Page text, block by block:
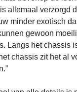
allemaal verzorgd
minder exotisch
gewoon
Langs het chassis
chassis zit het al